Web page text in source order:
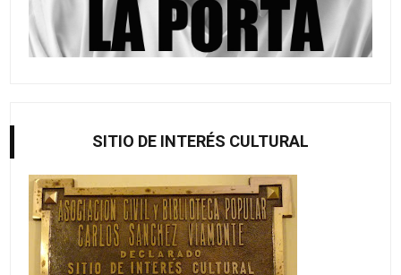
SITIO DE INTERÉS CULTURAL